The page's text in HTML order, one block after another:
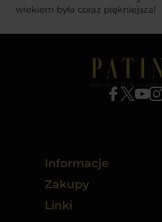
wiekiem była coraz piękniejsza!
Informacje
Zakupy
Linki